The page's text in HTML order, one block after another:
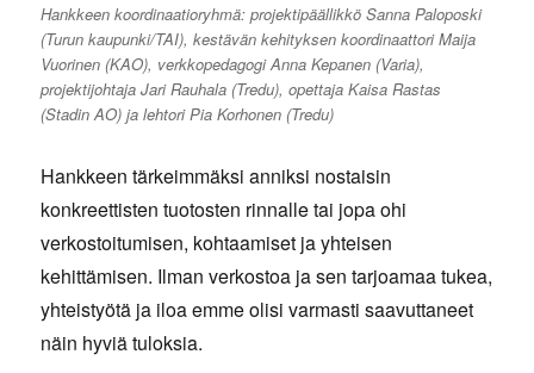
Hankkeen koordinaatioryhmä: projektipäällikkö Sanna Paloposki
(Turun kaupunki/TAI), kestävän kehityksen koordinaattori Maija
Vuorinen (KAO), verkkopedagogi Anna Kepanen (Varia),
projektijohtaja Jari Rauhala (Tredu), opettaja Kaisa Rastas
(Stadin AO) ja lehtori Pia Korhonen (Tredu)
Hankkeen tärkeimmäksi anniksi nostaisin
konkreettisten tuotosten rinnalle tai jopa ohi
verkostoitumisen, kohtaamiset ja yhteisen
kehittämisen. Ilman verkostoa ja sen tarjoamaa tukea,
yhteistyötä ja iloa emme olisi varmasti saavuttaneet
näin hyviä tuloksia.